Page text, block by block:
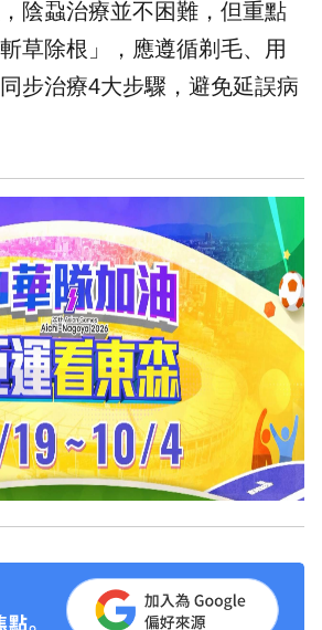
陰蝨治療並不困難，但重點
草除根」，應遵循剃毛、用
步治療4大步驟，避免延誤病